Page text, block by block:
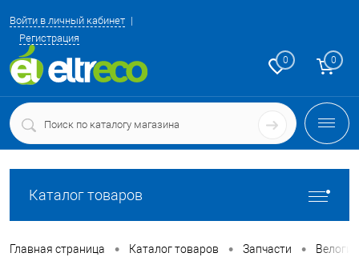
Войти в личный кабинет
Регистрация
0 0
Каталог товаров
Главная страница • Каталог товаров • Запчасти •